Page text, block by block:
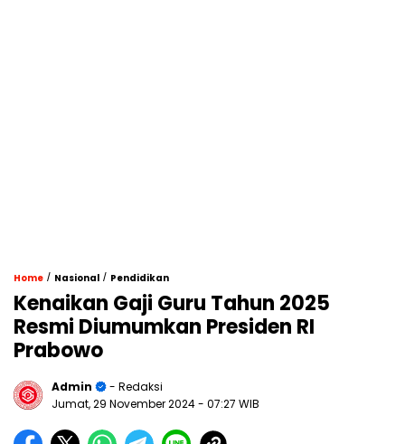
Home / Nasional / Pendidikan
Kenaikan Gaji Guru Tahun 2025
Resmi Diumumkan Presiden RI
Prabowo
Admin
- Redaksi
Jumat, 29 November 2024- 07:27 WIB